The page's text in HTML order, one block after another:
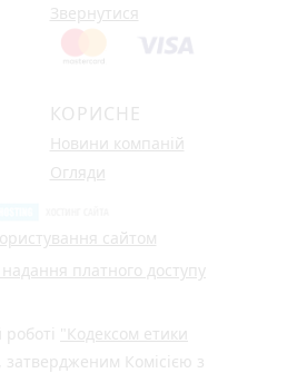
Звернутися
КОРИСНЕ
Новини компаній
Огляди
сайтом
платного доступу
"Кодексом етики
, затвердженим Комісією з